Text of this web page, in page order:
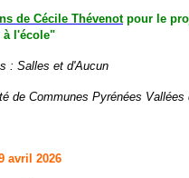
de Cécile Thévenotpour le
à l'école"
: Salles et d'Aucun
de Communes Pyrénées Vallées
avril 2026